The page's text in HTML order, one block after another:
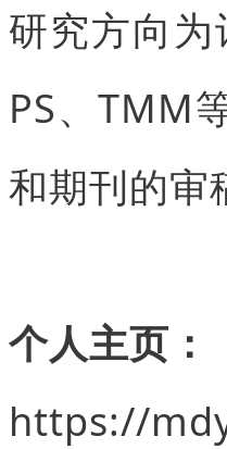
研究方向
PS、TMM
和期刊的审
个人主页：
https://